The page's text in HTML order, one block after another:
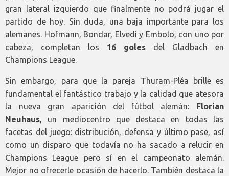
gran lateral izquierdo que finalmente no podrá jugar el
partido de hoy. Sin duda, una baja importante para los
alemanes. Hofmann, Bondar, Elvedi y Embolo, con uno por
cabeza, completan los 16 goles del Gladbach en
Champions League.
Sin embargo, para que la pareja Thuram-Pléa brille es
fundamental el fantástico trabajo y la calidad que atesora
la nueva gran aparición del fútbol alemán:
Florian
Neuhaus, un mediocentro que destaca en todas las
facetas del juego: distribución, defensa y último pase, así
como un disparo que todavía no ha sacado a relucir en
Champions League pero sí en el campeonato alemán.
Mejor no ofrecerle ocasión de hacerlo. También destaca la